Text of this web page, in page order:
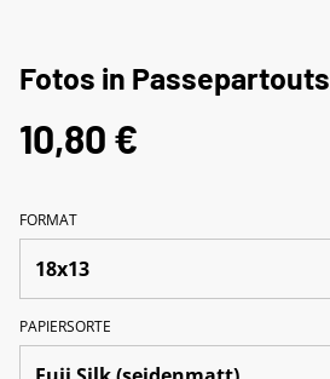
Fotos in Passepartouts
10,80 €
FORMAT
PAPIERSORTE